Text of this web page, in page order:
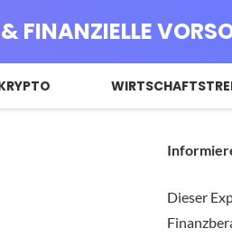
FINANZIELLE
Dieser